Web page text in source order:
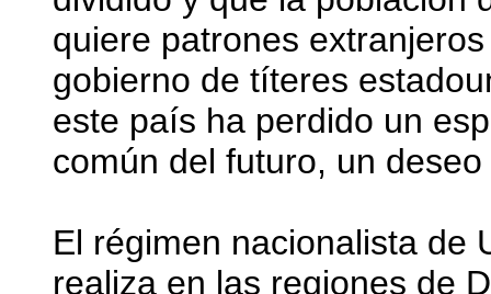
quiere patrones
gobierno de títeres
este país ha perdido un
común del futuro, un
El régimen nacionalista de
realiza en las regiones de